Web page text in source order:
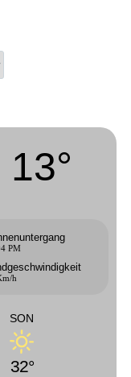
13°
PM
h
SON
32°